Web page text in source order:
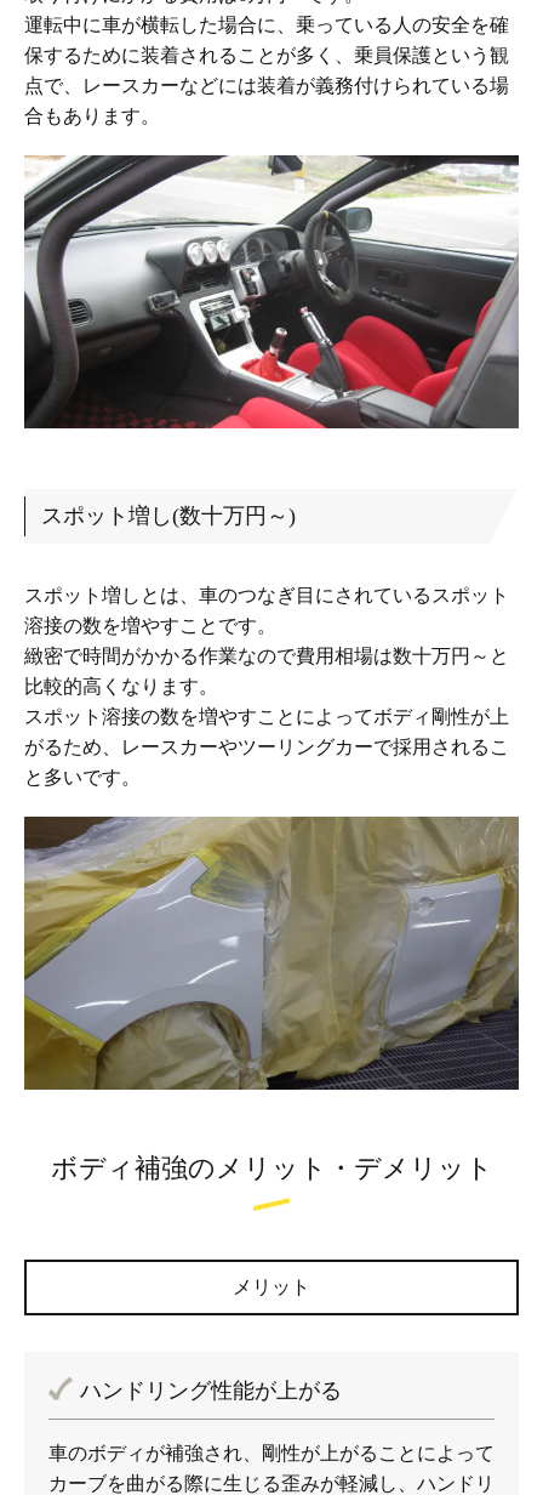
運転中に車が横転した場合に、乗っている人の安全を確
保するために装着されることが多く、乗員保護という観
点で、レースカーなどには装着が義務付けられている場
合もあります。
スポット増し(数十万円～)
スポット増しとは、車のつなぎ目にされているスポット
溶接の数を増やすことです。
緻密で時間がかかる作業なので費用相場は数十万円～と
比較的高くなります。
スポット溶接の数を増やすことによってボディ剛性が上
がるため、レースカーやツーリングカーで採用されるこ
と多いです。
ボディ補強のメリット・デメリット
メリット
ハンドリング性能が上がる
車のボディが補強され、剛性が上がることによって
カーブを曲がる際に生じる歪みが軽減し、ハンドリ